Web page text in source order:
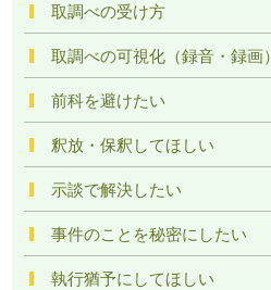
取調べの受け方
取調べの可視化（録音・録画）
前科を避けたい
釈放・保釈してほしい
示談で解決したい
事件のことを秘密にしたい
執行猶予にしてほしい